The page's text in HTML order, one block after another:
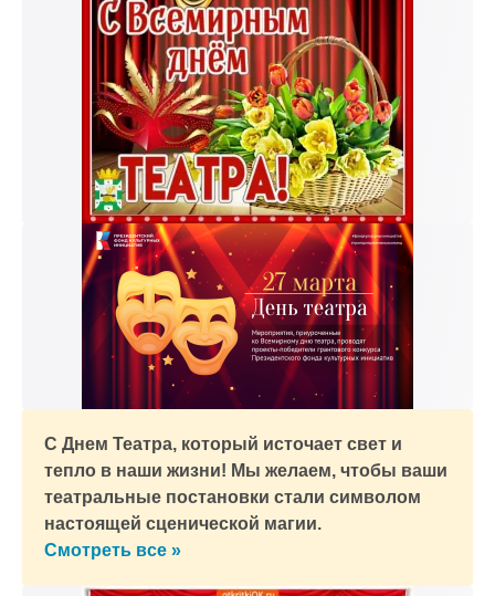
С Днем Театра, который источает свет и
тепло в наши жизни! Мы желаем, чтобы ваши
театральные постановки стали символом
настоящей сценической магии.
Смотреть все »